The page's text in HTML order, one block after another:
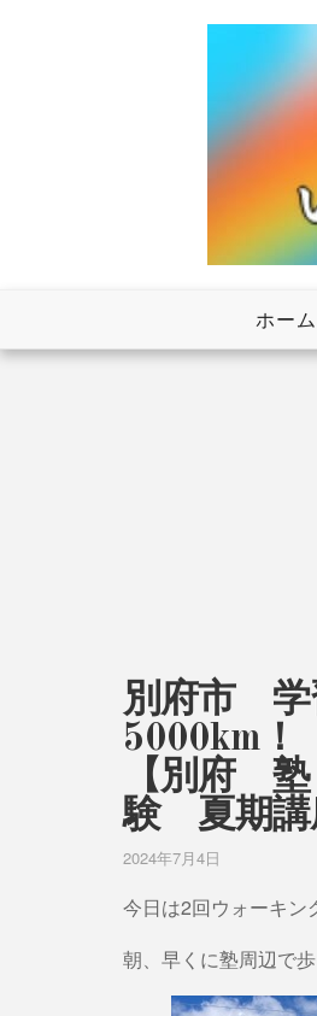
学習 ホーム
別府市 学
5000km
【別府
験 夏期講
2024年7月4日
今日は2回ウォーキン
朝、早くに塾周辺で歩